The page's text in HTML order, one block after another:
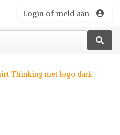
Login of meld aan
Thinking met logo dark